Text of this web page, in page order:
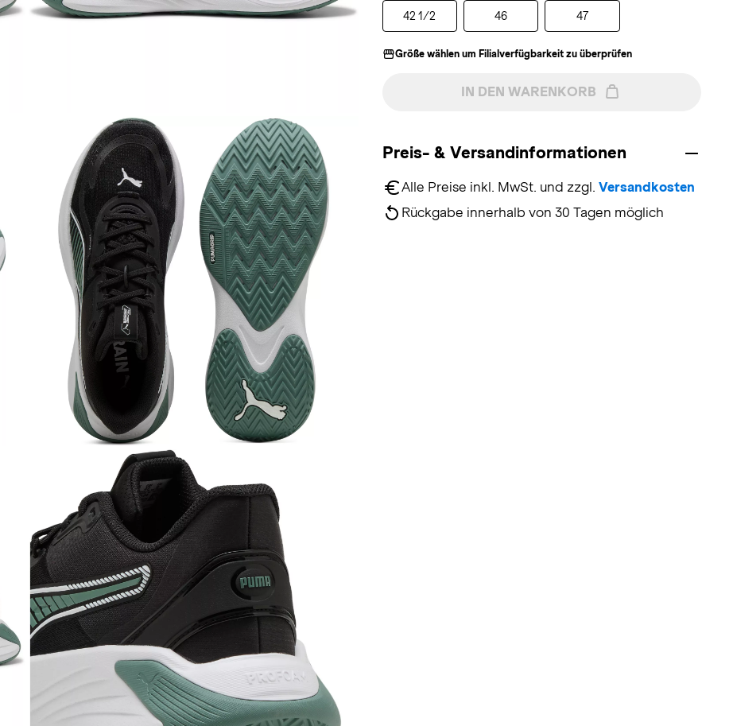
42 1/2 46 47
Größe wählen um Filialverfügbarkeit zu überprüfen
IN DEN WARENKORB
Preis- & Versandinformationen
Alle Preise inkl. MwSt. und zzgl. Versandkosten
Rückgabe innerhalb von 30 Tagen möglich